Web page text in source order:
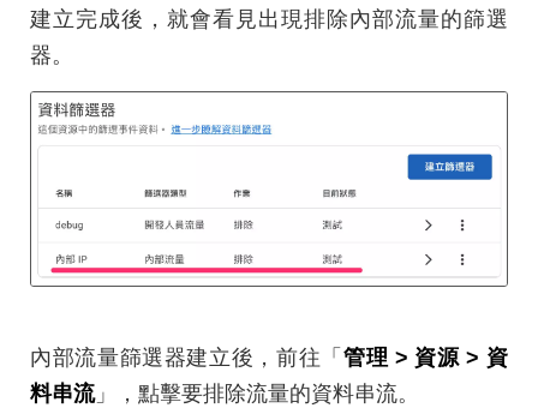
建立完成後，就會看見出現排除內部流量的篩選
器。
內部流量篩選器建立後，前往「 管理 > 資源 > 資
料串流」，點擊要排除流量的資料串流。